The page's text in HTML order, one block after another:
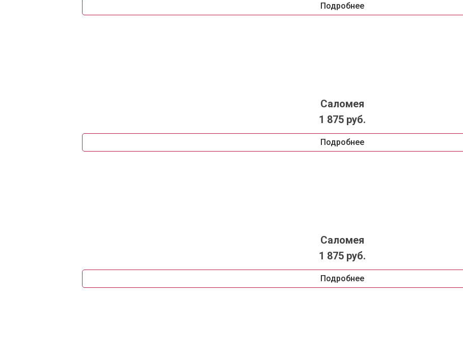
Подробнее
Саломея
1 875 руб.
Подробнее
Саломея
1 875 руб.
Подробнее